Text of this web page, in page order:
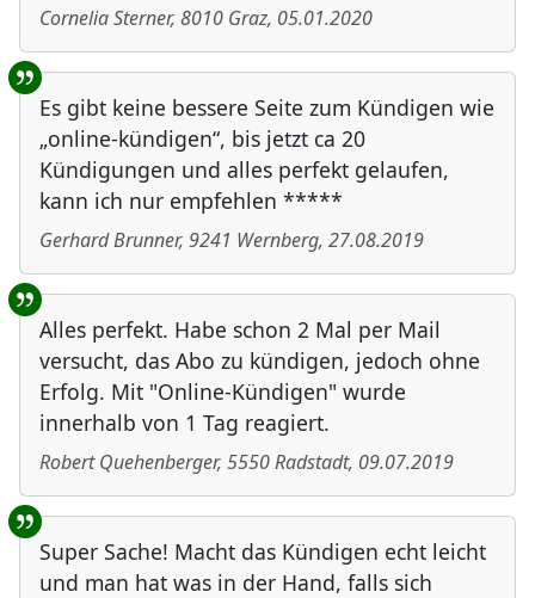
Cornelia Sterner, 8010 Graz, 05.01.2020
Es gibt keine bessere Seite zum Kündigen wie
„online-kündigen“, bis jetzt ca 20
Kündigungen und alles perfekt gelaufen,
kann ich nur empfehlen *****
Gerhard Brunner, 9241 Wernberg, 27.08.2019
Alles perfekt. Habe schon 2 Mal per Mail
versucht, das Abo zu kündigen, jedoch ohne
Erfolg. Mit "Online-Kündigen" wurde
innerhalb von 1 Tag reagiert.
Robert Quehenberger, 5550Radstadt, 09.07.2019
Super Sache! Macht das Kündigen echt leicht
und man hat was in der Hand, falls sich